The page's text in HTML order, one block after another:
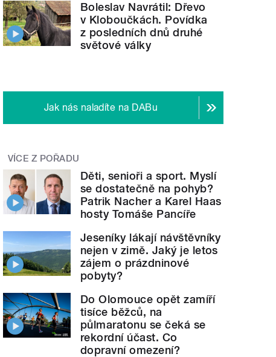
Boleslav Navrátil: Dřevo
v Kloboučkách. Povídka
z posledních dnů druhé
světové války
Jak nás naladíte na DABu
VÍCE Z POŘADU
Děti, senioři a sport. Myslí
se dostatečně na pohyb?
Patrik Nacher a Karel Haas
hosty Tomáše Pancíře
Jeseníky lákají návštěvníky
nejen v zimě. Jaký je letos
zájem o prázdninové
pobyty?
Do Olomouce opět zamíří
tisíce běžců, na
půlmaratonu se čeká se
rekordní účast. Co
dopravní omezení?